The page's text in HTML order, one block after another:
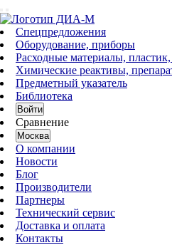
Спецпредложения
Оборудование, приборы
Расходные материалы, пластик,
Химические реактивы,
Предметный указатель
Библиотека
Войти
Сравнение
Москва
О компании
Новости
Блог
Производители
Партнеры
Технический сервис
Доставка и оплата
Контакты